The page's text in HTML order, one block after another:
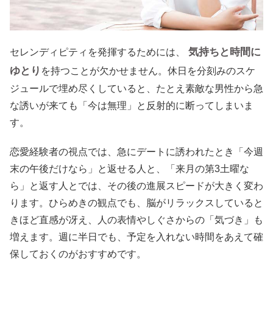
セレンディピティを発揮するためには、
気持ちと時間に
ゆとり を持つことが欠かせません。休日を分刻みのスケ
ジュールで埋め尽くしていると、たとえ素敵な男性から急
な誘いが来ても「今は無理」と反射的に断ってしまいま
す。
恋愛経験者の視点では、急にデートに誘われたとき「今週
末の午後だけなら」と返せる人と、「来月の第3土曜な
ら」と返す人とでは、その後の進展スピードが大きく変わ
ります。ひらめきの観点でも、脳がリラックスしていると
きほど直感が冴え、人の表情やしぐさからの「気づき」も
増えます。週に半日でも、予定を入れない時間をあえて確
保しておくのがおすすめです。